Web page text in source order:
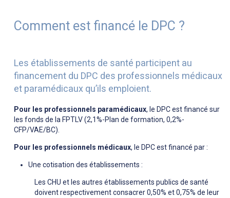
Comment est financé le DPC ?
Les établissements de santé participent au
financement du DPC des professionnels médicaux
et paramédicaux qu’ils emploient.
Pour les professionnels paramédicaux, le DPC est financé sur
les fonds de la FPTLV (2,1%-Plan de formation, 0,2%-
CFP/VAE/BC).
Pour les professionnels médicaux, le DPC est financé par :
Une cotisation des établissements :
Les CHU et les autres établissements publics de santé
doivent respectivement consacrer 0,50% et 0,75% de leur